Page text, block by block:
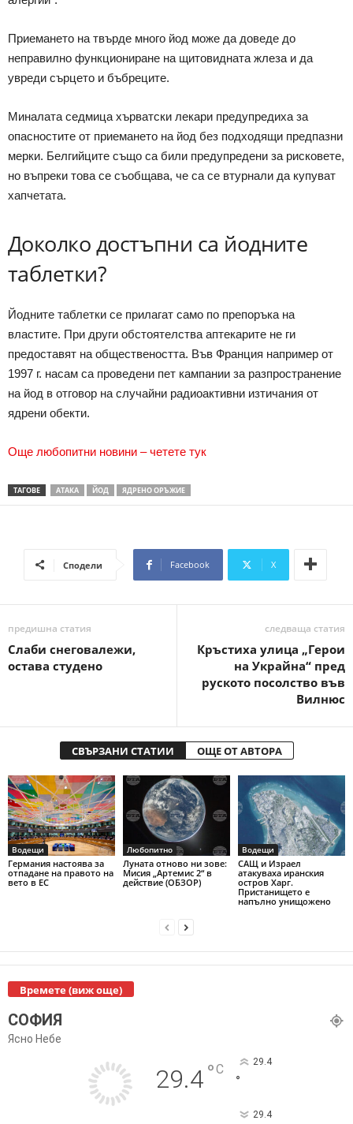
Приемането на твърде много йод може да доведе до
неправилно функциониране на щитовидната жлеза и да
увреди сърцето и бъбреците.
Миналата седмица хърватски лекари предупредиха за
опасностите от приемането на йод без подходящи предпазни
мерки. Белгийците също са били предупредени за рисковете,
но въпреки това се съобщава, че са се втурнали да купуват
хапчетата.
Доколко достъпни са йодните
таблетки?
Йодните таблетки се прилагат само по препоръка на
властите. При други обстоятелства аптекарите не ги
предоставят на обществеността. Във Франция например от
1997 г. насам са проведени пет кампании за разпространение
на йод в отговор на случайни радиоактивни изтичания от
ядрени обекти.
Още любопитни новини – четете тук
ТАГОВЕ АТАКА ЙОД ЯДРЕНО ОРЪЖИЕ
Сподели Facebook X
предишна статия
Слаби снеговалежи,
остава студено
следваща статия
Кръстиха улица „Герои
на Украйна“ пред
руското посолство във
Вилнюс
СВЪРЗАНИ СТАТИИ ОЩЕ ОТ АВТОРА
Водещи
Германия настоява за
отпадане на правото на
вето в ЕС
Любопитно
Луната отново ни зове:
Мисия „Артемис 2“ в
действие (ОБЗОР)
Водещи
САЩ и Израел
атакуваха иранския
остров Харг.
Пристанището е
напълно унищожено
Времете (виж още)
СОФИЯ
Ясно Небе
29.4°C 29.4
°
29.4